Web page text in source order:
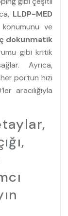
LLDP-MED
ve
dokunmatik
gibi kritik
Ayrıca,
portun hızı
aracılığıyla